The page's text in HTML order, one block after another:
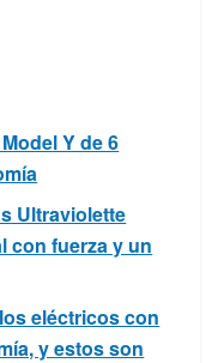
Y de 6
Ultraviolette
con fuerza y un
eléctricos con
y estos son